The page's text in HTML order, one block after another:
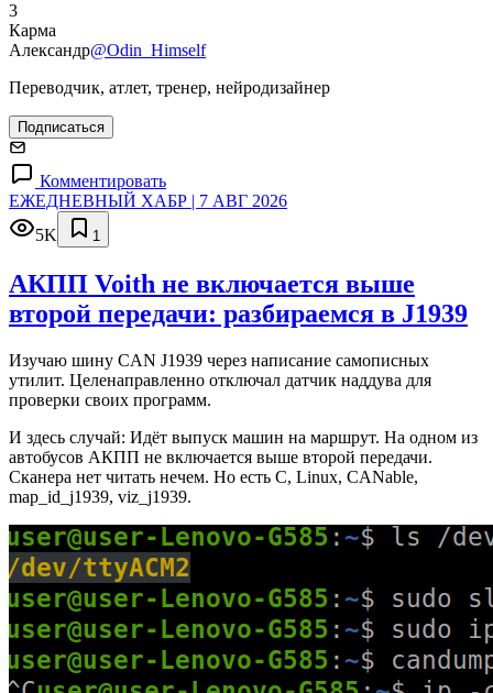
3
Карма
Александр@Odin_Himself
Переводчик, атлет, тренер, нейродизайнер
Подписаться
Комментировать
ЕЖЕДНЕВНЫЙ ХАБР | 7 АВГ 2026
5K
1
АКПП Voith не включается выше
второй передачи: разбираемся в J1939
Изучаю шину CAN J1939 через написание самописных
утилит. Целенаправленно отключал датчик наддува для
проверки своих программ.
И здесь случай: Идёт выпуск машин на маршрут. На одном из
автобусов АКПП не включается выше второй передачи.
Сканера нет читать нечем. Но есть C, Linux, CANable,
map_id_j1939, viz_j1939.